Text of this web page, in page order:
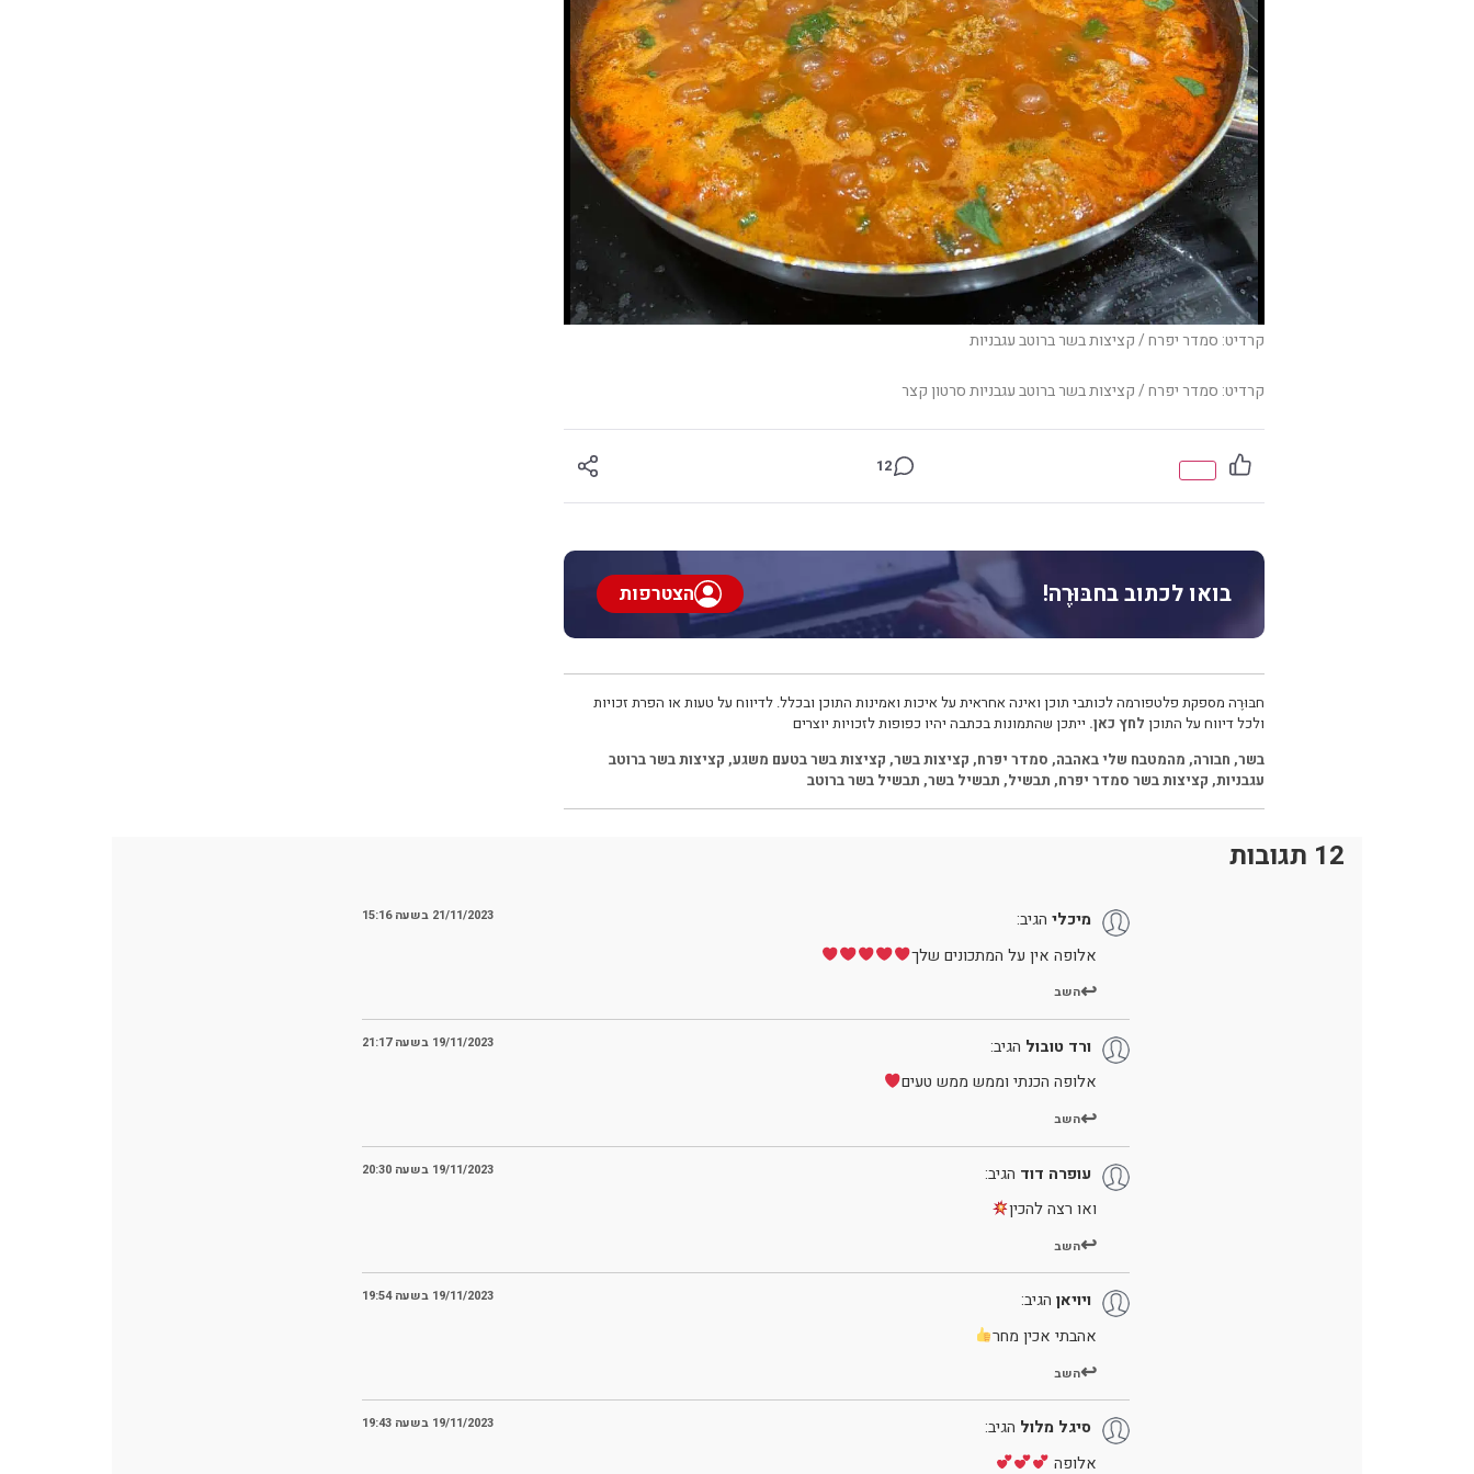
קרדיט: סמדר יפרח / קציצות בשר ברוטב עגבניות
קרדיט: סמדר יפרח / קציצות בשר ברוטב עגבניות סרטון קצר
12
בואו לכתוב בחבּוּרֶה! הצטרפות
חבּוּרֶה מספקת פלטפורמה לכותבי תוכן ואינה אחראית על איכות ואמינות התוכן ובכלל. לדיווח על טעות או הפרת זכויות
ולכל דיווח על התוכן לחץ כאן. ייתכן שהתמונות בכתבה יהיו כפופות לזכויות יוצרים
בשר, חבורה, מהמטבח שלי באהבה, סמדר יפרח, קציצות בשר, קציצות בשר בטעם משגע, קציצות בשר ברוטב
עגבניות, קציצות בשר סמדר יפרח, תבשיל, תבשיל בשר, תבשיל בשר ברוטב
12 תגובות
מיכלי הגיב: 21/11/2023 בשעה 15:16
אלופה אין על המתכונים שלך
השב
ורד טובול הגיב: 19/11/2023 בשעה 21:17
אלופה הכנתי וממש ממש טעים
השב
עופרה דוד הגיב: 19/11/2023 בשעה 20:30
ואו רצה להכין
השב
ויויאן הגיב: 19/11/2023 בשעה 19:54
אהבתי אכין מחר
השב
סיגל מלול הגיב: 19/11/2023 בשעה 19:43
אלופה